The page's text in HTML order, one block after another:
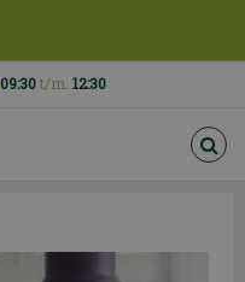
09:30t/m. 12:30